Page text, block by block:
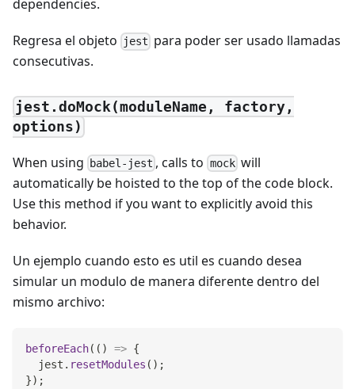
dependencies.
Regresa el objeto jest para poder ser usado llamadas
consecutivas.
jest.doMock(moduleName, factory,
options)
When using babel-jest , calls to mockwill
automatically be hoisted to the top of the code block.
Use this method if you want to explicitly avoid this
behavior.
Un ejemplo cuando esto es util es cuando desea
simular un modulo de manera diferente dentro del
mismo archivo:
beforeEach( ( ) => {
  jest
. resetModules ( ) ;
}) ;